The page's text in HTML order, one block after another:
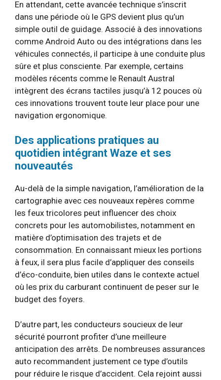
En attendant, cette avancée technique s’inscrit
dans une période où le GPS devient plus qu’un
simple outil de guidage. Associé à des innovations
comme Android Auto ou des intégrations dans les
véhicules connectés, il participe à une conduite plus
sûre et plus consciente. Par exemple, certains
modèles récents comme le Renault Austral
intègrent des écrans tactiles jusqu’à 12 pouces où
ces innovations trouvent toute leur place pour une
navigation ergonomique.
Des applications pratiques au
quotidien intégrant Waze et ses
nouveautés
Au-delà de la simple navigation, l’amélioration de la
cartographie avec ces nouveaux repères comme
les feux tricolores peut influencer des choix
concrets pour les automobilistes, notamment en
matière d’optimisation des trajets et de
consommation. En connaissant mieux les portions
à feux, il sera plus facile d’appliquer des conseils
d’éco-conduite, bien utiles dans le contexte actuel
où les prix du carburant continuent de peser sur le
budget des foyers.
D’autre part, les conducteurs soucieux de leur
sécurité pourront profiter d’une meilleure
anticipation des arrêts. De nombreuses assurances
auto recommandent justement ce type d’outils
pour réduire le risque d’accident. Cela rejoint aussi